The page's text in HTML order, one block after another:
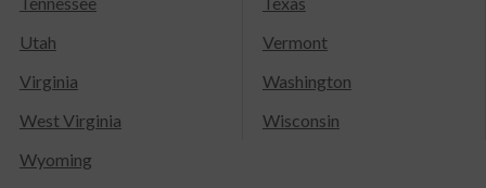
Utah
Vermont
Virginia
Washington
West Virginia
Wisconsin
Wyoming